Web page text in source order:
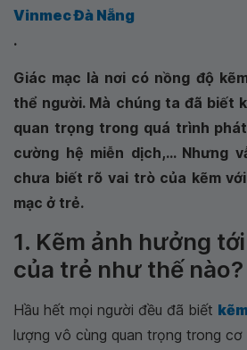
Vinmec Đà Nẵng
.
Giác mạc là nơi có nồng độ
thể người. Mà chúng ta đã biết
quan trọng trong quá trình
cường hệ miễn dịch,... Nhưng
chưa biết rõ vai trò của kẽm
mạc ở trẻ.
1. Kẽm ảnh hưởng
của trẻ như thế nào?
Hầu hết mọi người đều đã biết kẽm
lượng vô cùng quan trọng trong